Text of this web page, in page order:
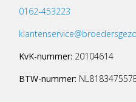
0162-453223
KvK-nummer: 20104614
BTW-nummer: